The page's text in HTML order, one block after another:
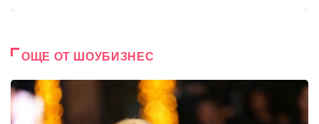
ОЩЕ ОТ ШОУБИЗНЕС